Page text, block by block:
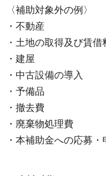
〈補助対象外の例〉
・不動産
・土地の取得及び賃借
・建屋
・中古設備の導入
・予備品
・撤去費
・廃棄物処理費
・本補助金への応募